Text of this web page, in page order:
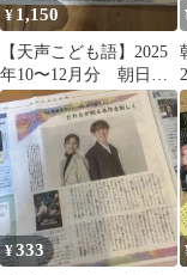
¥ 1,150
【天声こども語】2025
年10〜12月分 朝日小
学生新聞 おまけつき学
習教材
¥333